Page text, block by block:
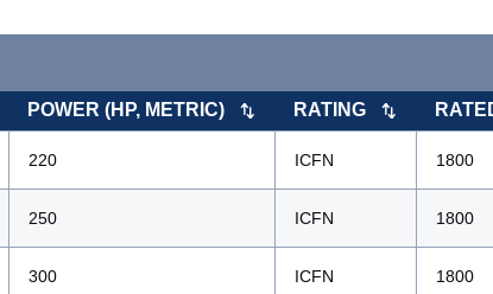
POWER (HP, METRIC) RATING
220 ICFN 1800
250 ICFN 1800
300 ICFN 1800